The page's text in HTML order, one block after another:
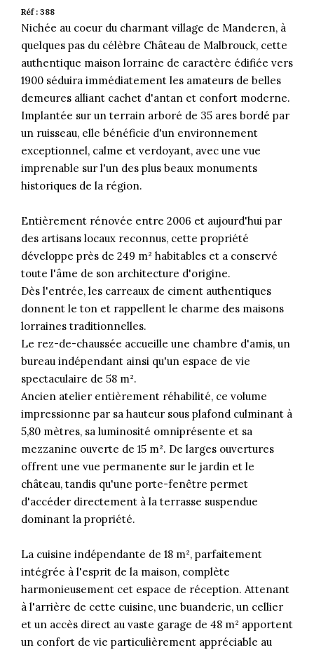
Réf : 388
Nichée au coeur du charmant village de Manderen, à
quelques pas du célèbre Château de Malbrouck, cette
authentique maison lorraine de caractère édifiée vers
1900 séduira immédiatement les amateurs de belles
demeures alliant cachet d'antan et confort moderne.
Implantée sur un terrain arboré de 35 ares bordé par
un ruisseau, elle bénéficie d'un environnement
exceptionnel, calme et verdoyant, avec une vue
imprenable sur l'un des plus beaux monuments
historiques de la région.
Entièrement rénovée entre 2006 et aujourd'hui par
des artisans locaux reconnus, cette propriété
développe près de 249 m² habitables et a conservé
toute l'âme de son architecture d'origine.
Dès l'entrée, les carreaux de ciment authentiques
donnent le ton et rappellent le charme des maisons
lorraines traditionnelles.
Le rez-de-chaussée accueille une chambre d'amis, un
bureau indépendant ainsi qu'un espace de vie
spectaculaire de 58 m².
Ancien atelier entièrement réhabilité, ce volume
impressionne par sa hauteur sous plafond culminant à
5,80 mètres, sa luminosité omniprésente et sa
mezzanine ouverte de 15 m². De larges ouvertures
offrent une vue permanente sur le jardin et le
château, tandis qu'une porte-fenêtre permet
d'accéder directement à la terrasse suspendue
dominant la propriété.
La cuisine indépendante de 18 m², parfaitement
intégrée à l'esprit de la maison, complète
harmonieusement cet espace de réception. Attenant
à l'arrière de cette cuisine, une buanderie, un cellier
et un accès direct au vaste garage de 48 m² apportent
un confort de vie particulièrement appréciable au